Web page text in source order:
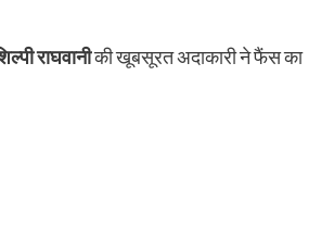
राघवानीकी खूबसूरत अदाकारी ने फैंस का